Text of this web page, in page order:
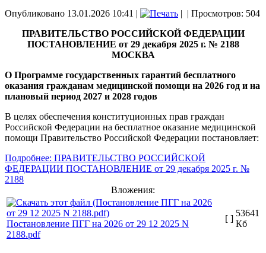
Опубликовано 13.01.2026 10:41 | | | Просмотров: 504
ПРАВИТЕЛЬСТВО РОССИЙСКОЙ ФЕДЕРАЦИИ
ПОСТАНОВЛЕНИЕ от 29 декабря 2025 г. № 2188
МОСКВА
О Программе государственных гарантий бесплатного
оказания гражданам медицинской помощи на 2026 год и на
плановый период 2027 и 2028 годов
В целях обеспечения конституционных прав граждан
Российской Федерации на бесплатное оказание медицинской
помощи Правительство Российской Федерации постановляет:
Подробнее: ПРАВИТЕЛЬСТВО РОССИЙСКОЙ
ФЕДЕРАЦИИ ПОСТАНОВЛЕНИЕ от 29 декабря 2025 г. №
2188
Вложения:
Постановление ПГГ на 2026 от 29 12 2025 N
2188.pdf
[ ]
53641
Кб